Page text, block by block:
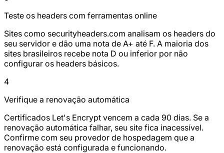
Teste os headers com ferramentas online
Sites como securityheaders.com analisam os headers do
seu servidor e dão uma nota de A+ até F. A maioria dos
sites brasileiros recebe nota D ou inferior por não
configurar os headers básicos.
4
Verifique a renovação automática
Certificados Let's Encrypt vencem a cada 90 dias. Se a
renovação automática falhar, seu site fica inacessível.
Confirme com seu provedor de hospedagem que a
renovação está configurada e funcionando.